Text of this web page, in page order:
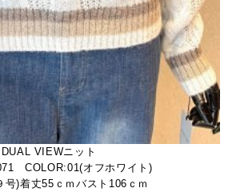
DUAL VIEWニット
COLOR:01(オフホワイト)
)着丈55ｃｍバスト106ｃｍ